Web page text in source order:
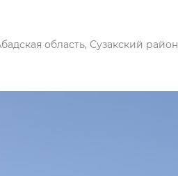
область, Сузакский район